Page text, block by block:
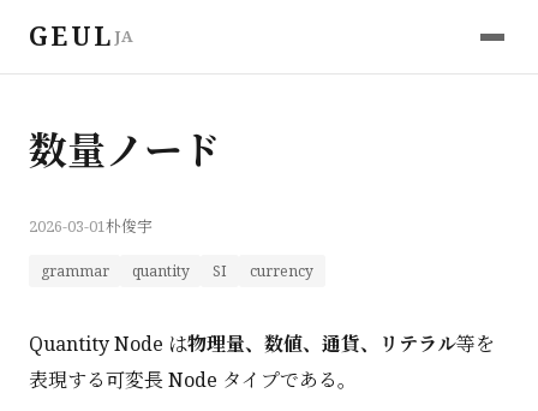
GEUL JA
数量ノード
2026-03-01朴俊宇
grammar quantity SI currency
Quantity Node は物理量、数値、通貨、リテラル等を
表現する可変長 Node タイプである。